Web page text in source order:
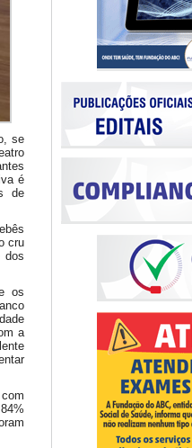
se
é
de
cru
dos
os
a